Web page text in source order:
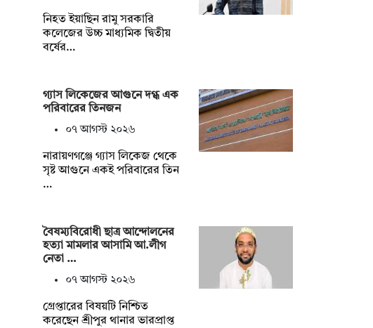
নিহত ইয়াছিন রামু সরকারি
কলেজের উচ্চ মাধ্যমিক দ্বিতীয়
বর্ষের…
গ্যাস লিকেজের আগুনে দগ্ধ এক
পরিবারের তিনজন
০৭ আগস্ট ২০২৬
নারায়ণগঞ্জে গ্যাস লিকেজ থেকে
সৃষ্ট আগুনে একই পরিবারের তিন
…
বৈষম্যবিরোধী ছাত্র আন্দোলনের
হত্যা মামলার আসামি আ.লীগ
নেতা …
০৭ আগস্ট ২০২৬
গ্রেপ্তারের বিষয়টি নিশ্চিত
করেছেন শ্রীপুর থানার ভারপ্রাপ্ত